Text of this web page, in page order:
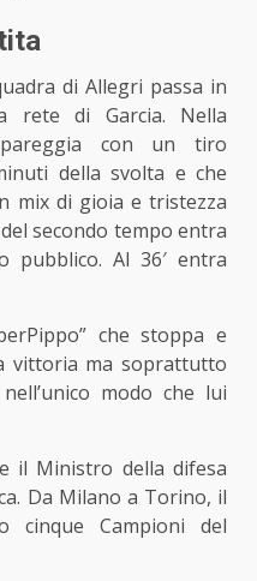
di Allegri passa in
rete di Garcia. Nella
con un tiro
della svolta e che
mix di gioia e tristezza
secondo tempo entra
pubblico. Al 36′ entra
che stoppa e
vittoria ma soprattutto
modo che lui
e il Ministro della difesa
Da Milano a Torino, il
cinque Campioni del